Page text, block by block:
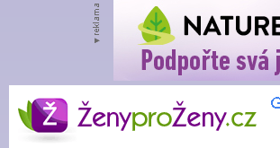
ŽenyproŽeny.cz